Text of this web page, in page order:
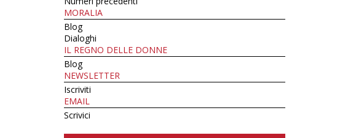
MORALIA
Blog
Dialoghi
IL REGNO DELLE DONNE
Blog
NEWSLETTER
Iscriviti
EMAIL
Scrivici